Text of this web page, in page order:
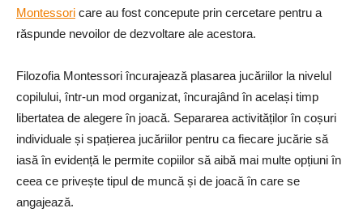
Montessori care au fost concepute prin cercetare pentru a
răspunde nevoilor de dezvoltare ale acestora.
Filozofia Montessori încurajează plasarea jucăriilor la nivelul
copilului, într-un mod organizat, încurajând în același timp
libertatea de alegere în joacă. Separarea activităților în coșuri
individuale și spațierea jucăriilor pentru ca fiecare jucărie să
iasă în evidență le permite copiilor să aibă mai multe opțiuni în
ceea ce privește tipul de muncă și de joacă în care se
angajează.